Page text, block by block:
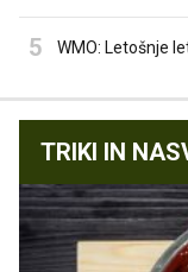
WMO: Letošnje
TRIKI IN